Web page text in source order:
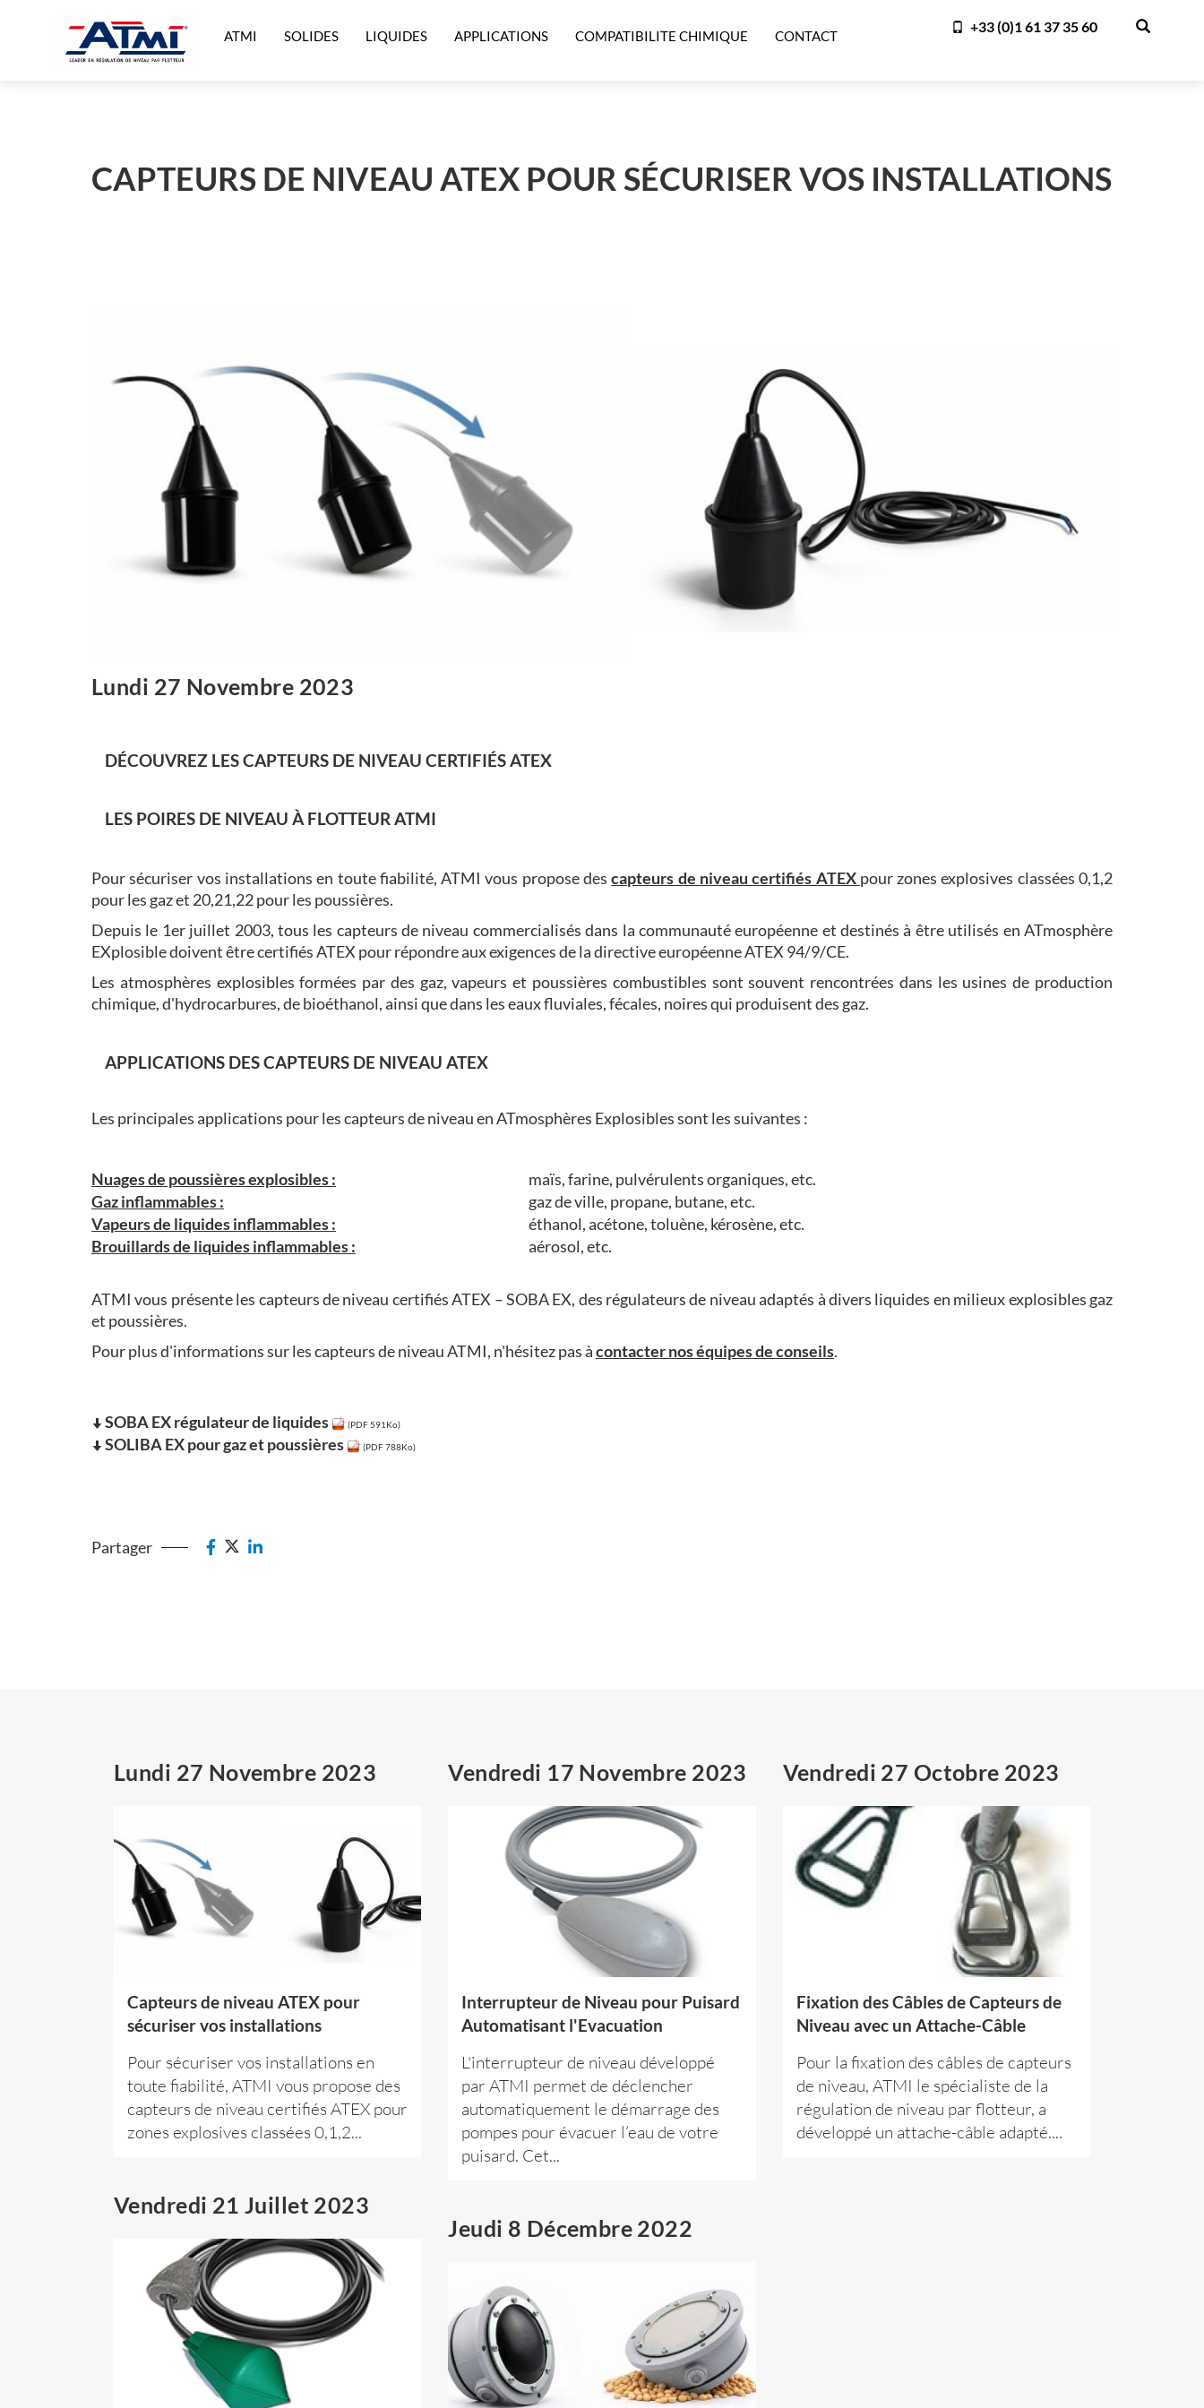
ATMI SOLIDES LIQUIDES APPLICATIONS COMPATIBILITE CHIMIQUE CONTACT
+33 (0)1 61 37 35 60
CAPTEURS DE NIVEAU ATEX POUR SÉCURISER VOS INSTALLATIONS
Lundi 27 Novembre 2023
DÉCOUVREZ LES CAPTEURS DE NIVEAU CERTIFIÉS ATEX
LES POIRES DE NIVEAU À FLOTTEUR ATMI
Pour sécuriser vos installations en toute fiabilité, ATMI vous propose descapteurs de niveau certifiés ATEX pour zones explosives classées 0,1,2
pour les gaz et 20,21,22 pour les poussières.
Depuis le 1er juillet 2003, tous les capteurs de niveau commercialisés dans la communauté européenne et destinés à être utilisés en ATmosphère
EXplosible doivent être certifiés ATEX pour répondre aux exigences de la directive européenne ATEX 94/9/CE.
Les atmosphères explosibles formées par des gaz, vapeurs et poussières combustibles sont souvent rencontrées dans les usines de production
chimique, d'hydrocarbures, de bioéthanol, ainsi que dans les eaux fluviales, fécales, noires qui produisent des gaz.
APPLICATIONS DES CAPTEURS DE NIVEAU ATEX
Les principales applications pour les capteurs de niveau en ATmosphères Explosibles sont les suivantes :
Nuages de poussières explosibles :
maïs, farine, pulvérulents organiques, etc.
Gaz inflammables :
gaz de ville, propane, butane, etc.
Vapeurs de liquides inflammables :
éthanol, acétone, toluène, kérosène, etc.
Brouillards de liquides inflammables :
aérosol, etc.
ATMI vous présente les capteurs de niveau certifiés ATEX – SOBA EX, des régulateurs de niveau adaptés à divers liquides en milieux explosibles gaz
et poussières.
Pour plus d'informations sur les capteurs de niveau ATMI, n'hésitez pas àcontacter nos équipes de conseils.
SOBA EX régulateur de liquides (PDF 591Ko)
SOLIBA EX pour gaz et poussières (PDF 788Ko)
Partager
Lundi 27 Novembre 2023
Capteurs de niveau ATEX pour
sécuriser vos installations
Pour sécuriser vos installations en
toute fiabilité, ATMI vous propose des
capteurs de niveau certifiés ATEX pour
zones explosives classées 0,1,2...
Vendredi 21 Juillet 2023
Vendredi 17 Novembre 2023
Interrupteur de Niveau pour Puisard
Automatisant l'Evacuation
L'interrupteur de niveau développé
par ATMI permet de déclencher
automatiquement le démarrage des
pompes pour évacuer l’eau de votre
puisard. Cet...
Jeudi 8 Décembre 2022
Vendredi 27 Octobre 2023
Fixation des Câbles de Capteurs de
Niveau avec un Attache-Câble
Pour la fixation des câbles de capteurs
de niveau, ATMI le spécialiste de la
régulation de niveau par flotteur, a
développé un attache-câble adapté....